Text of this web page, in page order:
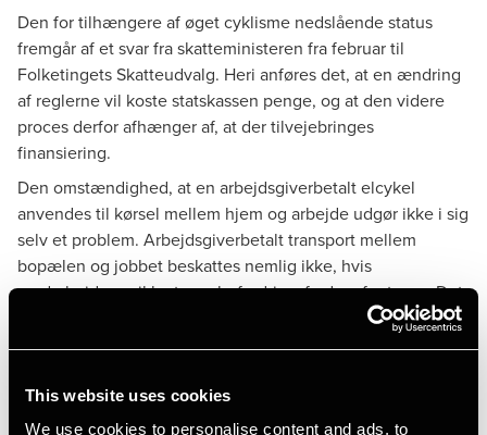
This website uses cookies
We use cookies to personalise content and ads, to
Den for tilhængere af øget cyklisme nedslående status
fremgår af etsvar fra skatteministeren fra februar til
Folketingets Skatteudvalg. Heri anføres det, at en ændring
af reglerne vil koste statskassen penge, og at den videre
proces derfor afhænger af, at der tilvejebringes
finansiering.
Den omstændighed, at en arbejdsgiverbetalt elcykel
anvendes til kørsel mellem hjem og arbejde udgør ikke i sig
selv et problem. Arbejdsgiverbetalt transport mellem
bopælen og jobbet beskattes nemlig ikke, hvis
medarbejderen ikke tager befordringsfradrag for turen. Det
egentlige problem består i, at hvis cyklen tages med hjem,
skaber det en formodning for, at den også anvendes til
I så fald skal medarbejderen beskattes af markedsværdien
af godet, idet der i modsætning til fx fri telefon ikke er